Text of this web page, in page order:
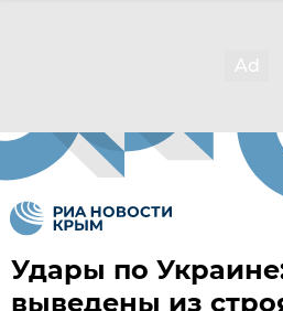
Удары по
выведены из